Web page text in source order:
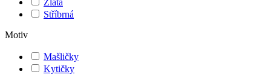
Stříbrná
Motiv
Mašličky
Kytičky